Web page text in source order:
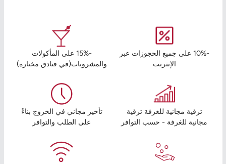
-10% على جميع الحجوزات عبر
الإنترنت
-15% على المأكولات
والمشروبات(في فنادق مختارة)
ترقية مجانية للغرفة ترقية
مجانية للغرفة - حسب التوافر
تأخير مجاني في الخروج بناءً
على الطلب والتوافر